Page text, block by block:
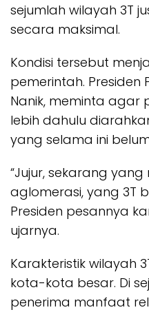
sejumlah wilayah 3T
secara maksimal.
Kondisi tersebut
pemerintah. Presiden
Nanik, meminta agar
lebih dahulu
yang selama ini
“Jujur, sekarang
aglomerasi, yang 3T
Presiden pesannya
ujarnya.
Karakteristik wilayah
kota-kota besar. Di
penerima manfaat